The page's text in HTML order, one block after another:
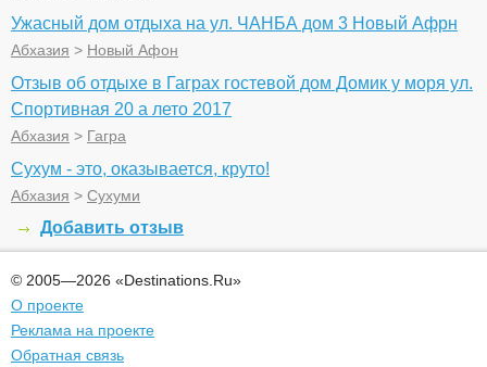
Ужасный дом отдыха на ул. ЧАНБА дом 3 Новый Афрн
Абхазия > Новый Афон
Отзыв об отдыхе в Гаграх гостевой дом Домик у моря ул.
Спортивная 20 а лето 2017
Абхазия > Гагра
Сухум - это, оказывается, круто!
Абхазия > Сухуми
Добавить отзыв
© 2005—2026 «Destinations.Ru»
О проекте
Реклама на проекте
Обратная связь